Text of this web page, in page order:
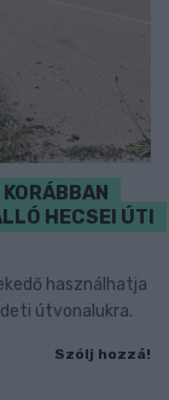
HECSEI ÚTI
használhatja
útvonalukra.
Szólj hozzá!